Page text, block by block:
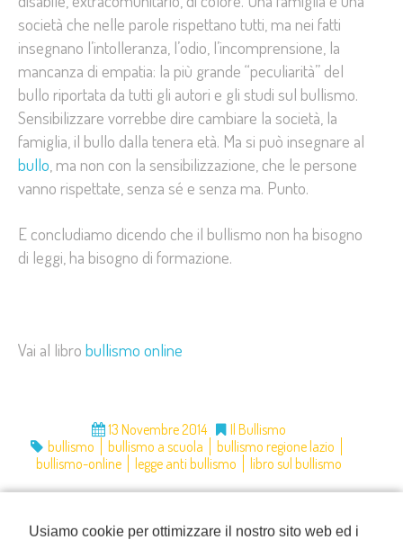
Usiamo cookie per ottimizzare il nostro sito web ed i
società che nelle parole rispettano tutti, ma nei fatti
insegnano l’intolleranza, l’odio, l’incomprensione, la
mancanza di empatia: la più grande “peculiarità” del
bullo riportata da tutti gli autori e gli studi sul bullismo.
Sensibilizzare vorrebbe dire cambiare la società, la
famiglia, il bullo dalla tenera età. Ma si può insegnare al
bullo, ma non con la sensibilizzazione, che le persone
vanno rispettate, senza sé e senza ma. Punto.
E concludiamo dicendo che il bullismo non ha bisogno
di leggi, ha bisogno di formazione.
Vai al libro bullismo online
13 Novembre 2014
Il Bullismo
bullismo
bullismo a scuola
bullismo regione lazio
bullismo-online
legge anti bullismo libro sul bullismo